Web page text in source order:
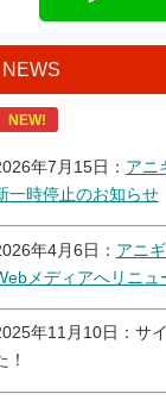
NEWS
NEW!
年7月15日： アニ
一時停止のお知らせ
年4月6日： アニ
メディアへリニュ
年11月10日：サ
！